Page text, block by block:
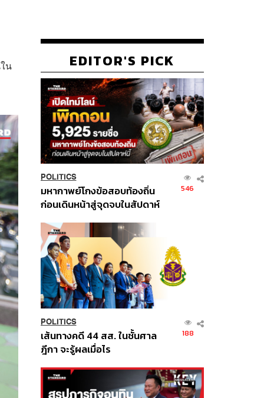
น EDITOR'S PICK
POLITICS
มหากาพย์โกงข้อสอบท้องถิ่น
ก่อนเดินหน้าสู่จุดจบในสัปดาห์
546
POLITICS
เส้นทางคดี 44 สส. ในชั้นศาล
ฎีกา จะรู้ผลเมื่อไร
188